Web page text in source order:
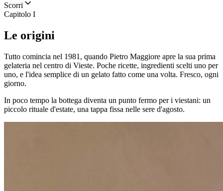
Scorri
Capitolo I
Le origini
Tutto comincia nel 1981, quando Pietro Maggiore apre la sua prima
gelateria nel centro di Vieste. Poche ricette, ingredienti scelti uno per
uno, e l'idea semplice di un gelato fatto come una volta. Fresco, ogni
giorno.
In poco tempo la bottega diventa un punto fermo per i viestani: un
piccolo rituale d'estate, una tappa fissa nelle sere d'agosto.